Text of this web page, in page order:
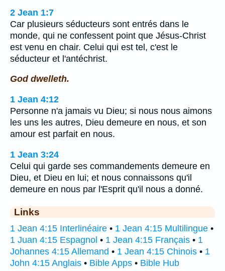
2 Jean 1:7
Car plusieurs séducteurs sont entrés dans le
monde, qui ne confessent point que Jésus-Christ
est venu en chair. Celui qui est tel, c'est le
séducteur et l'antéchrist.
God dwelleth.
1 Jean 4:12
Personne n'a jamais vu Dieu; si nous nous aimons
les uns les autres, Dieu demeure en nous, et son
amour est parfait en nous.
1 Jean 3:24
Celui qui garde ses commandements demeure en
Dieu, et Dieu en lui; et nous connaissons qu'il
demeure en nous par l'Esprit qu'il nous a donné.
Links
1 Jean 4:15 Interlinéaire • 1 Jean 4:15 Multilingue •
1 Juan 4:15 Espagnol • 1 Jean 4:15 Français • 1
Johannes 4:15 Allemand • 1 Jean 4:15 Chinois • 1
John 4:15 Anglais • Bible Apps • Bible Hub